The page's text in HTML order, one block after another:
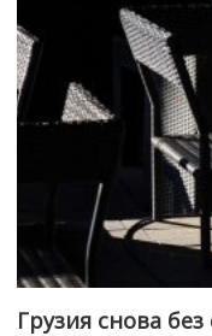
Грузия снова